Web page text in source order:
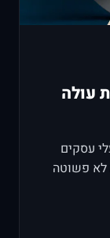
עולה
עסקים
לא פשוטה